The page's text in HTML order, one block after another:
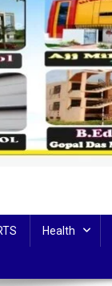
Health